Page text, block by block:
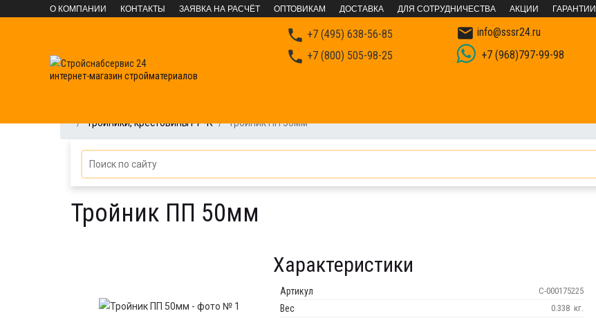
О КОМПАНИИ КОНТАКТЫ ЗАЯВКА НА РАСЧЁТ ОПТОВИКАМ ДОСТАВКА ДЛЯ СОТРУДНИЧЕСТВА АКЦИИ ГАРАНТИИ
интернет-магазин стройматериалов
 +7 (495) 638-56-85
 +7 (800) 505-98-25
 info@sssr24.ru
+7 (968)797-99-98
Тройники, крестовины PP-R
Тройник ПП 50мм
Тройник ПП 50мм
Характеристики
Артикул С-000175225
Вес кг.
0.338